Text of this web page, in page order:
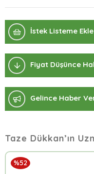
İstek Listeme Ekle
Fiyat Düşünce
Gelince Haber
Taze Dükkan’ın
%52